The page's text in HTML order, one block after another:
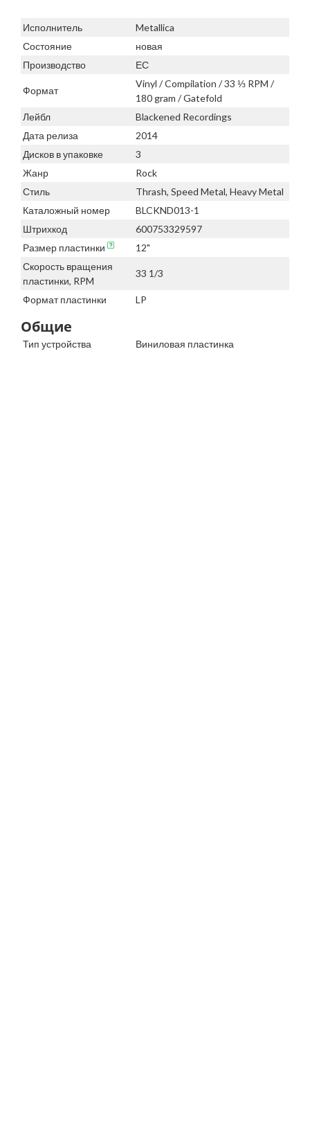
Исполнитель
Metallica
Состояние
новая
Производство
ЕС
Формат
Vinyl / Compilation / 33 ⅓ RPM /
180 gram / Gatefold
Лейбл
Blackened Recordings
Дата релиза
2014
Дисков в упаковке
3
Жанр
Rock
Стиль
Thrash, Speed Metal, Heavy Metal
Каталожный номер
BLCKND013-1
Штрихкод
600753329597
Размер пластинки
12"
Скорость вращения
пластинки, RPM
33 1/3
Формат пластинки LP
Общие
Тип устройства Виниловая пластинка